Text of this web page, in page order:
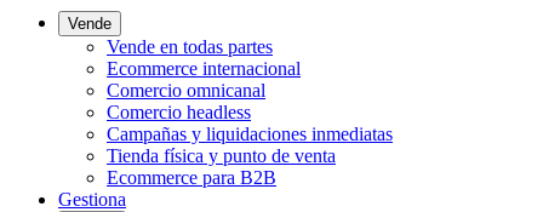
Vende
Vende en todas partes
Ecommerce internacional
Comercio omnicanal
Comercio headless
Campañas y liquidaciones inmediatas
Tienda física y punto de venta
Ecommerce para B2B
Gestiona